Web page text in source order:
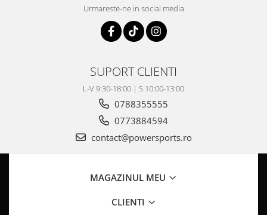
Urmareste-ne in social media
SUPORT CLIENTI
L-V 9:30-18:00 | S 10:00-13:00
0788355555
0773884594
contact@powersports.ro
MAGAZINUL MEU
CLIENTI